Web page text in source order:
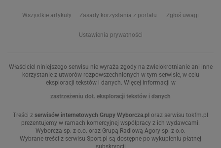
Wszystkie artykuły Zasady korzystania z portalu Zgłoś uwagi
Ustawienia prywatności
Właściciel niniejszego serwisu nie wyraża zgody na zwielokrotnianie ani inne
korzystanie z utworów rozpowszechnionych w tym serwisie, w celu
eksploracji tekstów i danych. Więcej informacji w
zastrzeżeniu dot. eksploracji tekstów i danych
Treści z serwisów internetowych Grupy Wyborcza.pl oraz serwisu tokfm.pl
prezentujemy w ramach komercyjnej współpracy z ich wydawcami:
Wyborcza sp. z o.o. oraz Grupą Radiową Agory sp. z o.o.
Wybrane treści z serwisu Sport.pl są dostępne po wykupieniu płatnej
subskrypcji